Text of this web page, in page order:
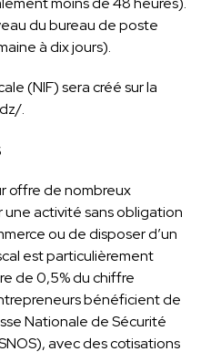
du bureau de poste
à dix jours).
(NIF) sera créé sur la
.
offre de nombreux
une activité sans obligation
ou de disposer d’un
est particulièrement
de 0,5% du chiffre
bénéficient de
Nationale de Sécurité
avec des cotisations